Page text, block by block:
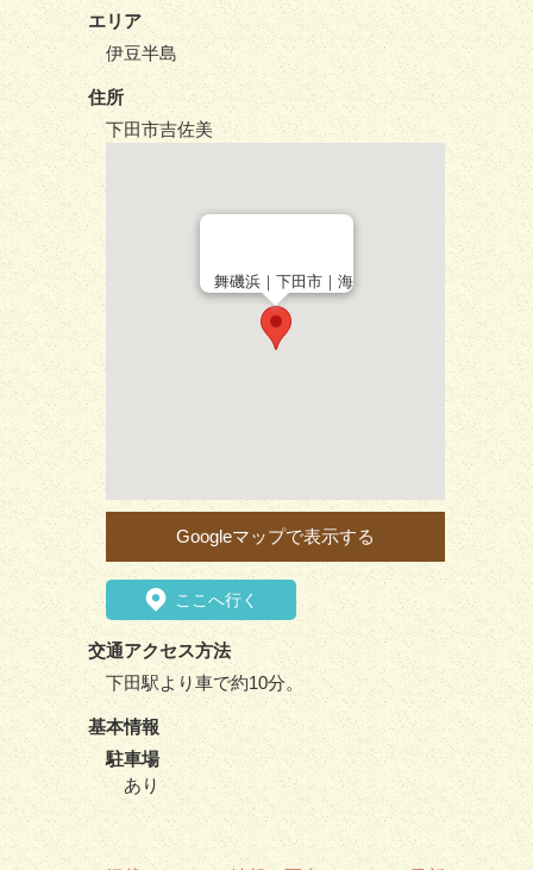
エリア
伊豆半島
住所
下田市吉佐美
舞磯浜｜下田市｜海
Googleマップで表示する
ここへ行く
交通アクセス方法
下田駅より車で約10分。
基本情報
駐車場
あり